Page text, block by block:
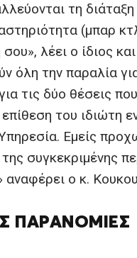
τη
(μπαρ
σου», λέει ο ίδιος
όλη την παραλία
τις δύο θέσεις
του ιδιώτη
Εμείς
της συγκεκριμένης
αναφέρει ο κ.
ΠΑΡΑΝΟΜΊΕΣ